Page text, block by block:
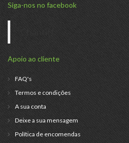
Siga-nos no facebook
Apoio ao cliente
FAQ's
Termos e condições
A sua conta
Deixe a sua mensagem
Política de encomendas